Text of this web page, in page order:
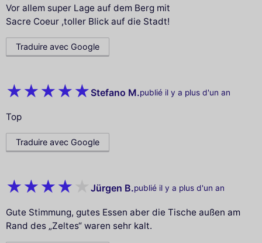
Vor allem super Lage auf dem Berg mit
Sacre Coeur ,toller Blick auf die Stadt!
Traduire avec Google
Stefano M.publié il y a plus d'un an
Top
Traduire avec Google
Jürgen B.publié il y a plus d'un an
Gute Stimmung, gutes Essen aber die Tische außen am
Rand des „Zeltes“ waren sehr kalt.